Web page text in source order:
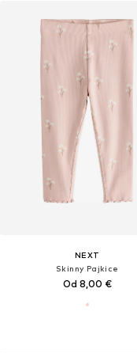
NEXT
Skinny Pajkice
Od 8,00 €